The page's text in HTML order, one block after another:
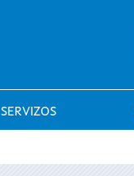
SERVIZOS